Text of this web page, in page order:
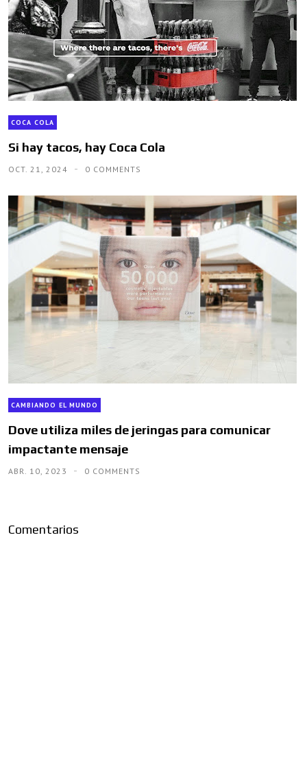
COCA COLA
Si hay tacos, hay Coca Cola
OCT. 21, 2024 0 COMMENTS
CAMBIANDO EL MUNDO
Dove utiliza miles de jeringas para comunicar
impactante mensaje
ABR. 10, 2023 0 COMMENTS
Comentarios